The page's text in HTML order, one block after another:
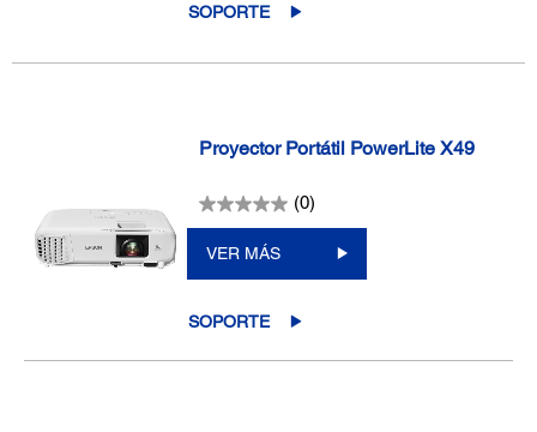
SOPORTE
Proyector Portátil PowerLite X49
(0)
VER MÁS
SOPORTE